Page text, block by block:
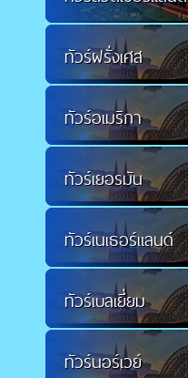
ทัวร์ฝรั่งเศส
ทัวร์อเมริกา
ทัวร์เยอรมัน
ทัวร์เนเธอร์แลนด์
ทัวร์เบลเยี่ยม
ทัวร์นอร์เวย์